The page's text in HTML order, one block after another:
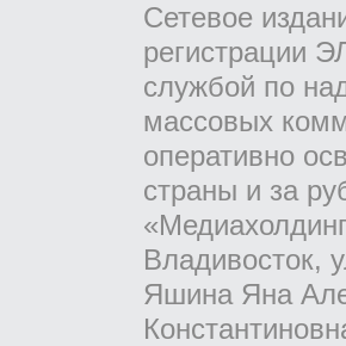
Сетевое
регистрации
службой по
массовых
оперативно
страны и за
Владивосток,
Яшина Яна